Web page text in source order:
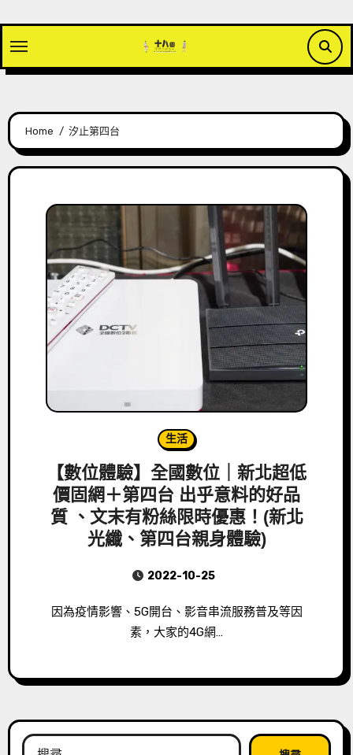
content
Home 汐止第四台
生活
【數位體驗】全國數位｜新北超低
價固網＋第四台 出乎意料的好品
質 、文末有粉絲限時優惠！(新北
光纖、第四台親身體驗)
2022-10-25
因為疫情影響、5G開台、影音串流服務普及等因
素，大家的4G網…
搜